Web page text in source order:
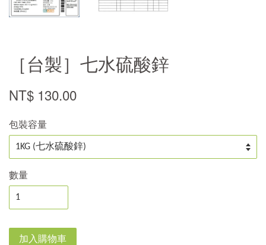
［台製］七水硫酸鋅
NT$ 130.00
包裝容量
數量
加入購物車